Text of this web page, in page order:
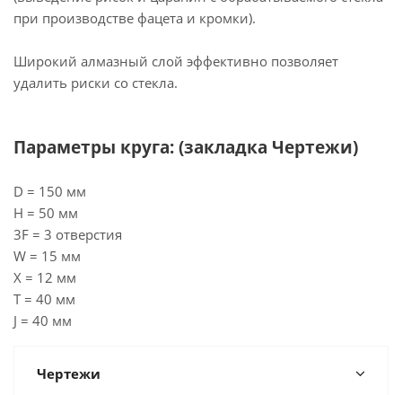
при производстве фацета и кромки).
Широкий алмазный слой эффективно позволяет
удалить риски со стекла.
Параметры круга: (закладка Чертежи)
D = 150 мм
H = 50 мм
3F = 3 отверстия
W = 15 мм
X = 12 мм
T = 40 мм
J = 40 мм
Чертежи